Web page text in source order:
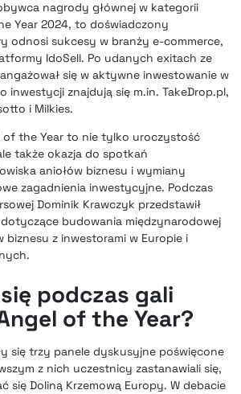
nagrody głównej w kategorii
Year 2024, to doświadczony
odnosi sukcesy w branży e-commerce,
IdoSell. Po udanych exitach ze
się w aktywne inwestowanie w
inwestycji znajdują się m.in. TakeDrop.pl,
i Milkies.
of the Year to nie tylko uroczystość
także okazja do spotkań
aniołów biznesu i wymiany
zagadnienia inwestycyjne. Podczas
Dominik Krawczyk przedstawił
dotyczące budowania międzynarodowej
biznesu z inwestorami w Europie i
podczas gali
of the Year?
się trzy panele dyskusyjne poświęcone
z nich uczestnicy zastanawiali się,
się Doliną Krzemową Europy. W debacie